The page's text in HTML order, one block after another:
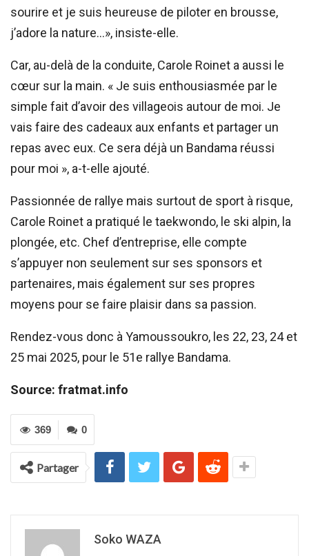
sourire et je suis heureuse de piloter en brousse,
j’adore la nature…», insiste-elle.
Car, au-delà de la conduite, Carole Roinet a aussi le
cœur sur la main. « Je suis enthousiasmée par le
simple fait d’avoir des villageois autour de moi. Je
vais faire des cadeaux aux enfants et partager un
repas avec eux. Ce sera déjà un Bandama réussi
pour moi », a-t-elle ajouté.
Passionnée de rallye mais surtout de sport à risque,
Carole Roinet a pratiqué le taekwondo, le ski alpin, la
plongée, etc. Chef d’entreprise, elle compte
s’appuyer non seulement sur ses sponsors et
partenaires, mais également sur ses propres
moyens pour se faire plaisir dans sa passion.
Rendez-vous donc à Yamoussoukro, les 22, 23, 24 et
25 mai 2025, pour le 51e rallye Bandama.
Source: fratmat.info
0
369
Partager
Soko WAZA